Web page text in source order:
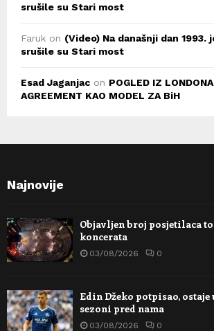
srušile su Stari most
Faruk on (Video) Na današnji dan 1993.
srušile su Stari most
Esad Jaganjac on POGLED IZ
AGREEMENT KAO MODEL ZA BiH
Najnovije
Objavljen broj posjetilaca
koncerata
03/08/2026 0
Edin Džeko potpisao, ostaje
sezoni pred nama
03/08/2026 0